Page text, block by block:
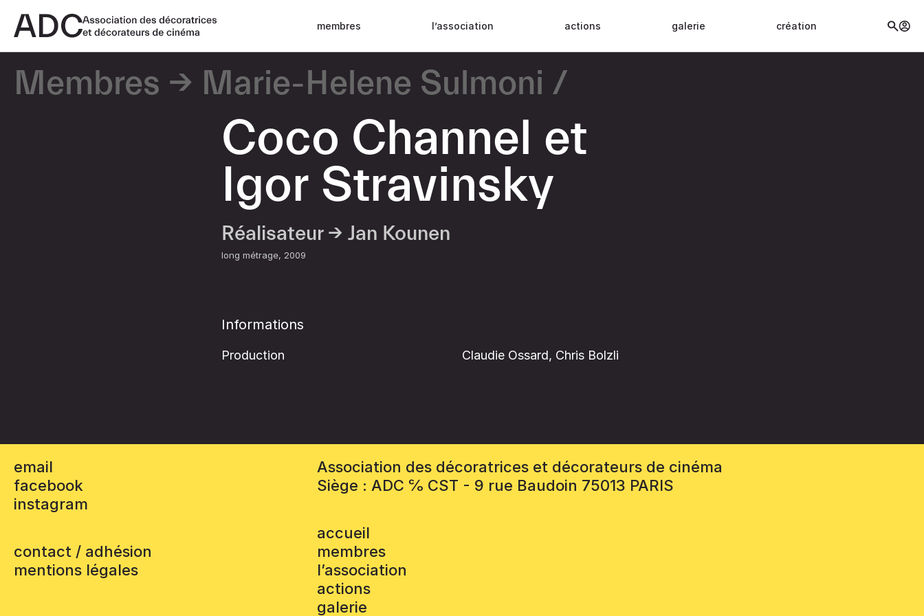
membres l’association actions galerie création
Membres Marie-Helene Sulmoni
Coco Channel et
Igor Stravinsky
Réalisateur → Jan Kounen
long métrage 2009
Informations
Production Claudie Ossard, Chris Bolzli
email
facebook
instagram
contact / adhésion
mentions légales
Association des décoratrices et décorateurs de cinéma
Siège : ADC ℅ CST - 9 rue Baudoin 75013 PARIS
accueil
membres
l’association
actions
galerie